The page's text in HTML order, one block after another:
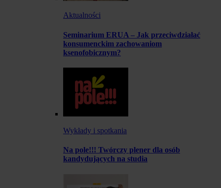
Aktualności
Seminarium ERUA – Jak przeciwdziałać
konsumenckim zachowaniom
ksenofobicznym?
Wykłady i spotkania
Na pole!!! Twórczy plener dla osób
kandydujących na studia